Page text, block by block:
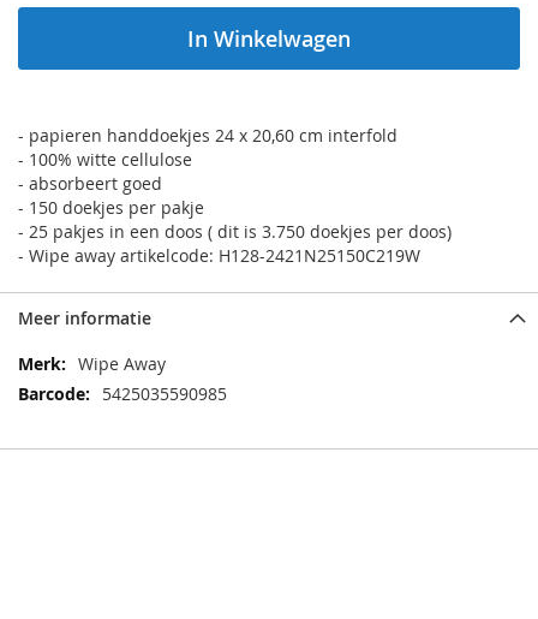
In Winkelwagen
- papieren handdoekjes 24 x 20,60 cm interfold
- 100% witte cellulose
- absorbeert goed
- 150 doekjes per pakje
- 25 pakjes in een doos ( dit is 3.750 doekjes per doos)
- Wipe away artikelcode: H128-2421N25150C219W
Meer informatie
Meer
informatie
Wipe Away
5425035590985